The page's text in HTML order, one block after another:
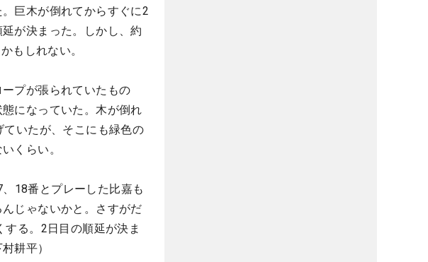
巨木が倒れてからすぐに2
が決まった。しかし、約
もしれない。
プが張られていたもの
になっていた。木が倒れ
いたが、そこにも緑色の
くらい。
18番とプレーした比嘉も
じゃないかと。さすがだ
る。2日目の順延が決ま
耕平）